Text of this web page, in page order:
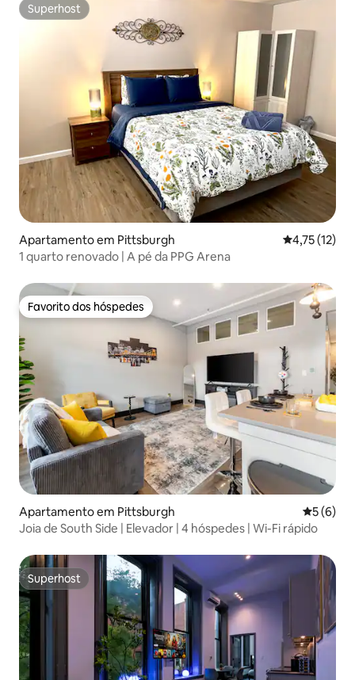
Superhost
Superhost
Apartamento em Pittsburgh
4,75 (12)
1 quarto renovado | A pé da PPG Arena
Favorito dos hóspedes
Favorito dos hóspedes
Apartamento em Pittsburgh
5 (6)
Joia de South Side | Elevador | 4 hóspedes | Wi-Fi rápido
Superhost
Superhost